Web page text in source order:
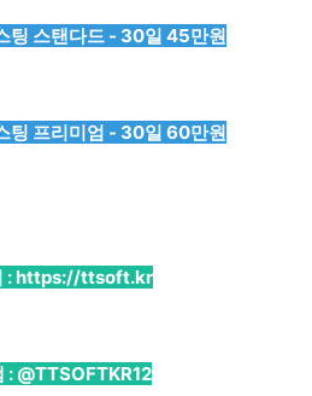
팅 스탠다드 - 30일 45만원
팅 프리미엄 - 30일 60만원
:https://ttsoft.kr
: @TTSOFTKR12